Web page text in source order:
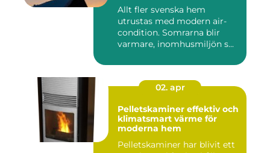
Allt fler svenska hem
utrustas med modern air-
condition. Somrarna blir
varmare, inomhusmiljön s...
02. apr
Pelletskaminer effektiv och
klimatsmart värme för
moderna hem
Pelletskaminer har blivit ett